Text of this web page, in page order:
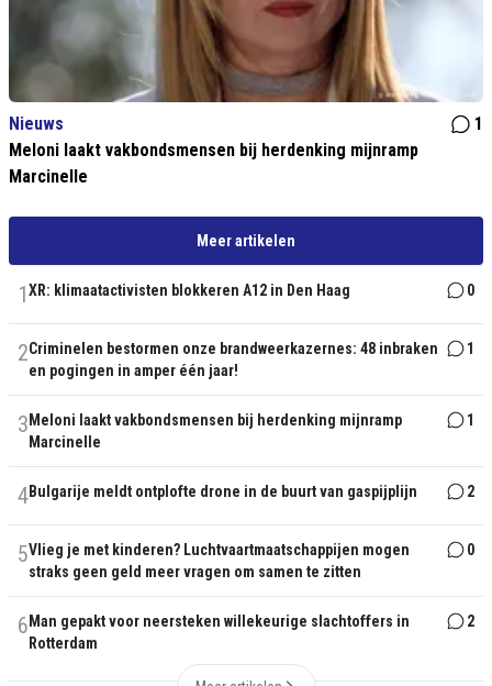
Nieuws
1
Meloni laakt vakbondsmensen bij herdenking mijnramp
Marcinelle
Meer artikelen
1XR: klimaatactivisten blokkeren A12 in Den Haag 0
2Criminelen bestormen onze brandweerkazernes: 48 inbraken
en pogingen in amper één jaar!
1
3 Meloni laakt vakbondsmensen bij herdenking mijnramp
Marcinelle
1
4Bulgarije meldt ontplofte drone in de buurt van gaspijplijn 2
5Vlieg je met kinderen? Luchtvaartmaatschappijen mogen
straks geen geld meer vragen om samen te zitten
0
6 Man gepakt voor neersteken willekeurige slachtoffers in
Rotterdam
2